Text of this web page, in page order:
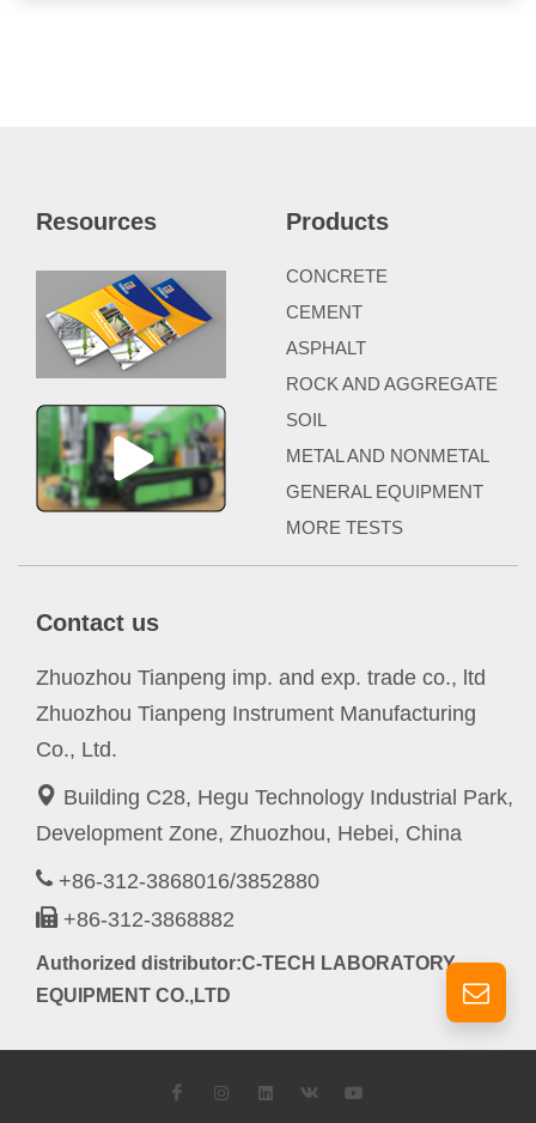
Resources Products
CONCRETE
CEMENT
ASPHALT
ROCK AND AGGREGATE
SOIL
METAL AND NONMETAL
GENERAL EQUIPMENT
MORE TESTS
Contact us
Zhuozhou Tianpeng imp. and exp. trade co., ltd
Zhuozhou Tianpeng Instrument Manufacturing
Co., Ltd.
Building C28, Hegu Technology Industrial Park,
Development Zone, Zhuozhou, Hebei, China
+86-312-3868016/3852880
+86-312-3868882
Authorized distributor:C-TECH LABORATORY
EQUIPMENT CO.,LTD
FacebookInstagramLinkedIn
VK YouTube